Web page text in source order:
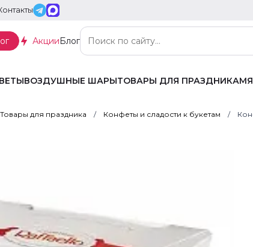
АкцииБлог
ВОЗДУШНЫЕ ШАРЫТОВАРЫ ДЛЯ ПРАЗДНИКА
Товары для праздника Конфеты и сладости к букетам